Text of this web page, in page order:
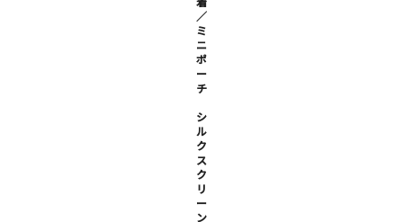
／
ミ
ニ
ポ
ー
チ
シ
ル
ク
ス
ク
リ
ー
ン